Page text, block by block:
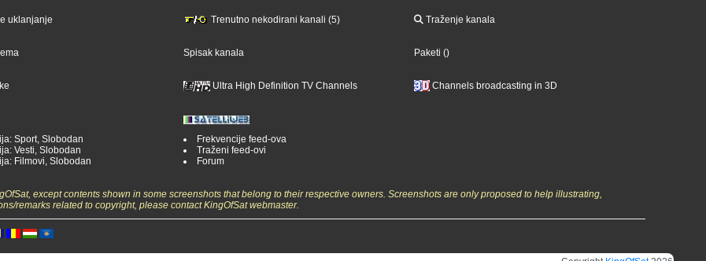
uklanjanje Trenutno nekodirani kanali (5) Traženje kanala
Spisak kanala Paketi ()
Ultra High Definition TV Channels Channels broadcasting in 3D
Sport, Slobodan
Vesti, Slobodan
Filmovi, Slobodan
Frekvencije feed-ova
Traženi feed-ovi
Forum
except contents shown in some screenshots that belong to their respective owners. Screenshots are only proposed to help illustrating,
remarks related to copyright, please contact KingOfSat webmaster.